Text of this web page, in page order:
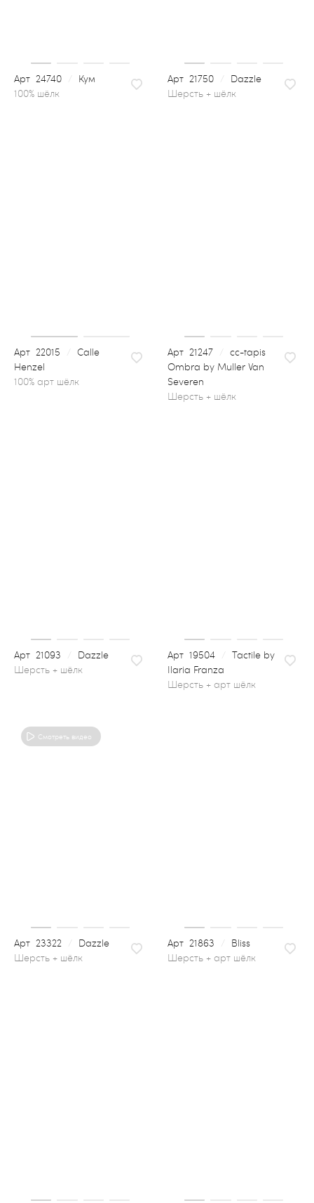
24740 Кум 21750
Dazzle
шерсть + шёлк
22015
Calle
Henzel
21247
сс-tapis
Ombra by Muller Van
Severen
шерсть + шёлк
21093 Dazzle 19504
Tactile by
Ilaria Franza
шерсть + арт шёлк
Смотреть видео
23322 Dazzle 21863
Bliss
шерсть + арт шёлк